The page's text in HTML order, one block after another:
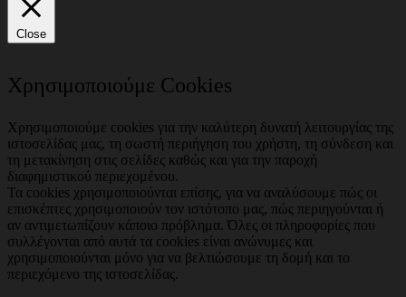
Close
Χρησιμοποιούμε Cookies
Χρησιμοποιούμε cookies για την καλύτερη δυνατή λειτουργίας της
ιστοσελίδας μας, τη σωστή περιήγηση του χρήστη, τη σύνδεση και
τη μετακίνηση στις σελίδες καθώς και για την παροχή
διαφημιστικού περιεχομένου.
Τα cookies χρησιμοποιούνται επίσης, για να αναλύσουμε πώς οι
επισκέπτες χρησιμοποιούν τον ιστότοπο μας, πώς περιηγούνται ή
αν αντιμετωπίζουν κάποιο πρόβλημα. Όλες οι πληροφορίες που
συλλέγονται από αυτά τα cookies είναι ανώνυμες και
χρησιμοποιούνται μόνο για να βελτιώσουμε τη δομή και το
περιεχόμενο της ιστοσελίδας.